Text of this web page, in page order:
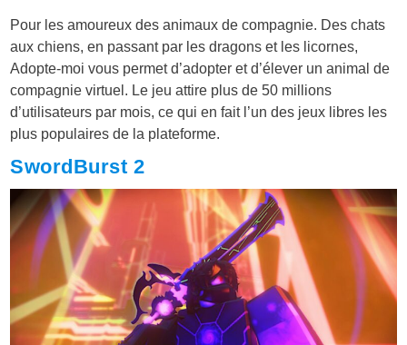
Pour les amoureux des animaux de compagnie. Des chats
aux chiens, en passant par les dragons et les licornes,
Adopte-moi vous permet d’adopter et d’élever un animal de
compagnie virtuel. Le jeu attire plus de 50 millions
d’utilisateurs par mois, ce qui en fait l’un des jeux libres les
plus populaires de la plateforme.
SwordBurst 2